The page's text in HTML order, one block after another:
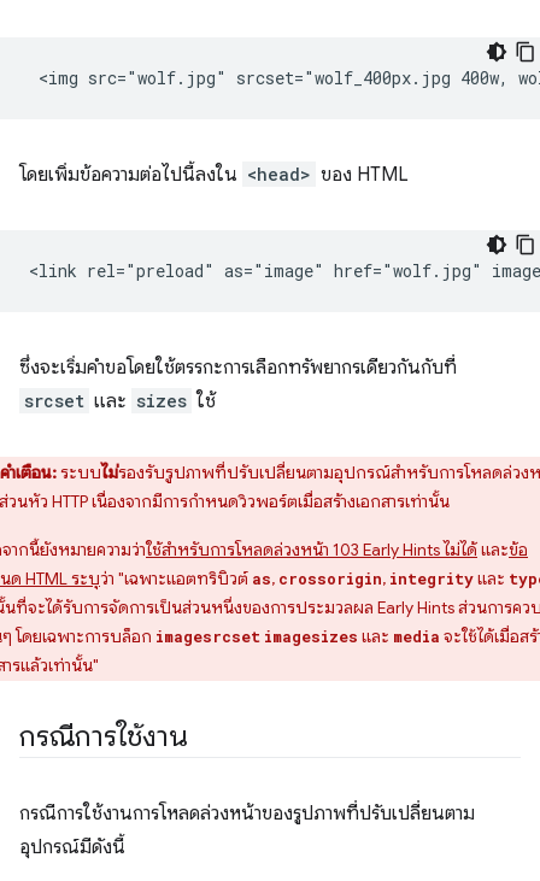
โดยเพิ่มข้อความต่อไปนี้ลงใน <head> ของ HTML
ซึ่งจะเริ่มคำขอโดยใช้ตรรกะการเลือกทรัพยากรเดียวกันกับที่
srcset และ sizes ใช้
คำเตือน:ระบบไม่รองรับรูปภาพที่ปรับเปลี่ยนตามอุปกรณ์สำหรับการโหลดล่วง
วนหัว HTTP เนื่องจากมีการกำหนดวิวพอร์ตเมื่อสร้างเอกสารเท่านั้น
ากนี้ยังหมายความว่าใช้สำหรับการโหลดล่วงหน้า 103 Early Hints ไม่ได้และข้อ
ด HTML ระบุว่า "เฉพาะแอตทริบิวต์ as, crossorigin, integrityและ
นที่จะได้รับการจัดการเป็นส่วนหนึ่งของการประมวลผล Early Hints ส่วนการคว
โดยเฉพาะการบล็อก imagesrcset imagesizes และ media จะใช้ได้เมื่อสร้
ารแล้วเท่านั้น"
กรณีการใช้งาน
กรณีการใช้งานการโหลดล่วงหน้าของรูปภาพที่ปรับเปลี่ยนตาม
อุปกรณ์มีดังนี้